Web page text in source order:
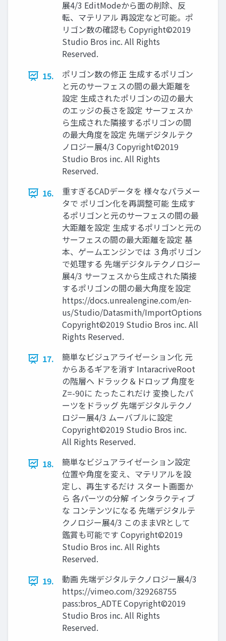
展4/3 EditModeから面の削除、反
転、マテリアル 再設定など可能。ポ
リゴン数の確認も Copyright©2019
Studio Bros inc. All Rights
Reserved.
15.
ポリゴン数の修正 生成するポリゴン
と元のサーフェスの間の最大距離を
設定 生成されたポリゴンの辺の最大
のエッジの長さを設定 サーフェスか
ら生成された隣接するポリゴンの間
の最大角度を設定 先端デジタルテク
ノロジー展4/3 Copyright©2019
Studio Bros inc. All Rights
Reserved.
16.
重すぎるCADデータを 様々なパラメー
タで ポリゴン化を再調整可能 生成す
るポリゴンと元のサーフェスの間の最
大距離を設定 生成するポリゴンと元の
サーフェスの間の最大距離を設定 基
本、ゲームエンジンでは ３角ポリゴン
で処理する 先端デジタルテクノロジー
展4/3 サーフェスから生成された隣接
するポリゴンの間の最大角度を設定
https://docs.unrealengine.com/en-
us/Studio/Datasmith/ImportOptions
Copyright©2019 Studio Bros inc. All
Rights Reserved.
17.
簡単なビジュアライゼーション化 元
からあるギアを消す IntaracriveRoot
の階層へ ドラック＆ドロップ 角度を
Z=-90に たったこれだけ 変換したパ
ーツをドラッグ 先端デジタルテクノ
ロジー展4/3 ムーバブルに設定
Copyright©2019 Studio Bros inc.
All Rights Reserved.
18.
簡単なビジュアライゼーション設定
位置や角度を変え、マテリアルを設
定し、再生するだけ スタート画面か
ら 各パーツの分解 インタラクティブ
な コンテンツになる 先端デジタルテ
クノロジー展4/3 このままVRとして
鑑賞も可能です Copyright©2019
Studio Bros inc. All Rights
Reserved.
19.
動画 先端デジタルテクノロジー展4/3
https://vimeo.com/329268755
pass:bros_ADTE Copyright©2019
Studio Bros inc. All Rights
Reserved.